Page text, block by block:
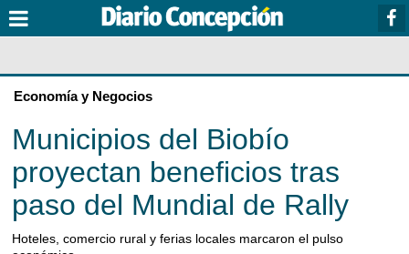
Economía y Negocios
Municipios del Biobío
proyectan beneficios tras
paso del Mundial de Rally
Hoteles, comercio rural y ferias locales marcaron el pulso